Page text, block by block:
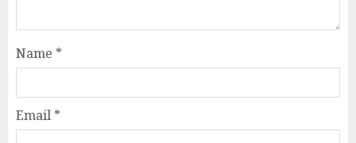
Name *
Email *